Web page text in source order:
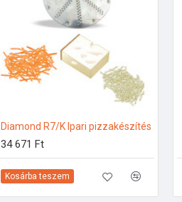
Diamond R7/K Ipari pizzakészítés
34 671 Ft
Kosárba teszem